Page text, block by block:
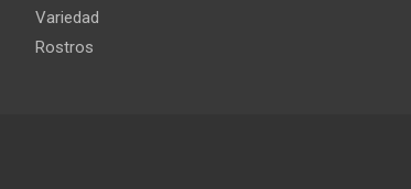
Variedad
Rostros